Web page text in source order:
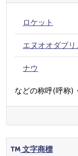
ロケット
エヌオオダブリ
ナウ
などの称呼(呼称)
文字商標